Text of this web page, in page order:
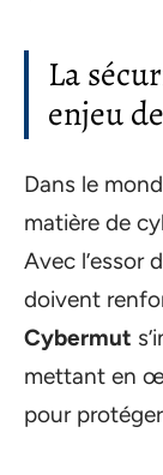
La
enjeu
Dans le
matière de
Avec l’essor
doivent
Cybermut
mettant en
pour